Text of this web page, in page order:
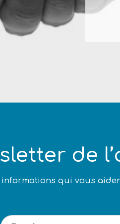
de
informations qui vous